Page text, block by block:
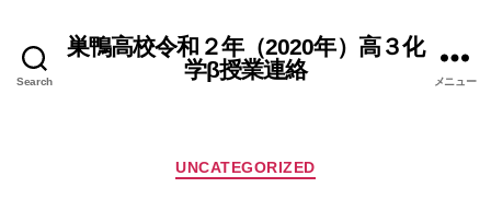
Search
巣鴨高校令和２年（2020年）高３化
学β授業連絡
メニュー
カ
UNCATEGORIZED